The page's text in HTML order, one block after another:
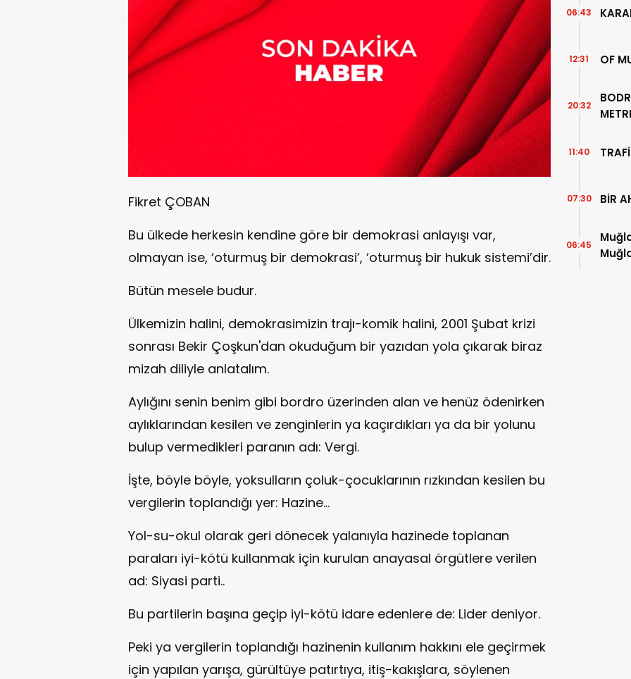
Fikret ÇOBAN
Bu ülkede herkesin kendine göre bir demokrasi anlayışı var,
olmayan ise, ‘oturmuş bir demokrasi’, ‘oturmuş bir hukuk sistemi’dir.
Bütün mesele budur.
Ülkemizin halini, demokrasimizin trajı-komik halini, 2001 Şubat krizi
sonrası Bekir Çoşkun'dan okuduğum bir yazıdan yola çıkarak biraz
mizah diliyle anlatalım.
Aylığını senin benim gibi bordro üzerinden alan ve henüz ödenirken
aylıklarından kesilen ve zenginlerin ya kaçırdıkları ya da bir yolunu
bulup vermedikleri paranın adı: Vergi.
İşte, böyle böyle, yoksulların çoluk-çocuklarının rızkından kesilen bu
vergilerin toplandığı yer: Hazine...
Yol-su-okul olarak geri dönecek yalanıyla hazinede toplanan
paraları iyi-kötü kullanmak için kurulan anayasal örgütlere verilen
ad: Siyasi parti..
Bu partilerin başına geçip iyi-kötü idare edenlere de: Lider deniyor.
Peki ya vergilerin toplandığı hazinenin kullanım hakkını ele geçirmek
için yapılan yarışa, gürültüye patırtıya, itiş-kakışlara, söylenen
06:43
OF
12:31
20:32
11:40
BİR
07:30
06:45